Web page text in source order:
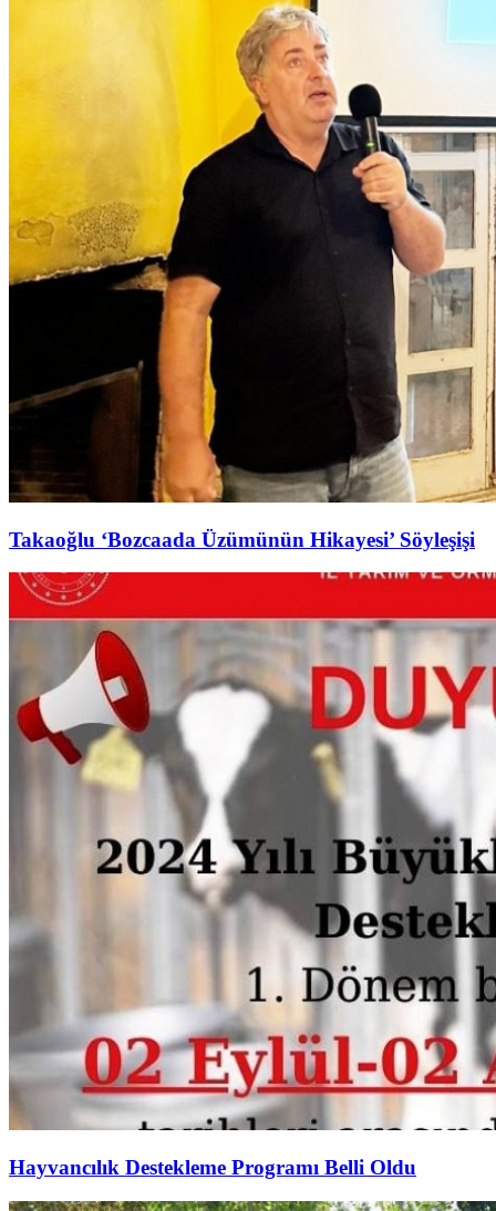
Takaoğlu ‘Bozcaada Üzümünün Hikayesi’ Söyleşişi
Hayvancılık Destekleme Programı Belli Oldu